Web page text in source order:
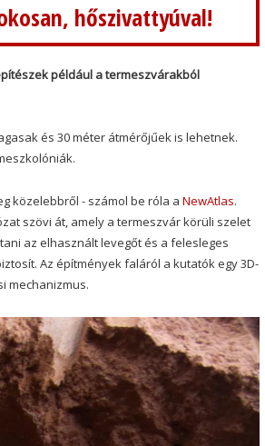
hőszivattyúval!
például a termeszvárakból
és 30 méter átmérőjűek is lehetnek.
közelebbről - számol be róla a NewAtlas.
szövi át, amely a termeszvár körüli szelet
az elhasznált levegőt és a felesleges
Az építmények faláról a kutatók egy 3D-
mechanizmus.